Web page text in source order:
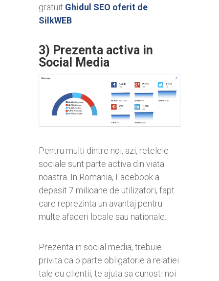
gratuit Ghidul SEO oferit de
SilkWEB
3) Prezenta activa in
Social Media
Pentru multi dintre noi, azi, retelele
sociale sunt parte activa din viata
noastra. In Romania, Facebook a
depasit 7 milioane de utilizatori, fapt
care reprezinta un avantaj pentru
multe afaceri locale sau nationale.
Prezenta in social media, trebuie
privita ca o parte obligatorie a relatiei
tale cu clientii, te ajuta sa cunosti noi